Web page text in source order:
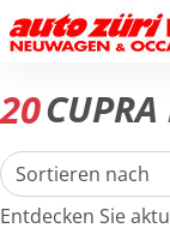
20
Entdecken Sie